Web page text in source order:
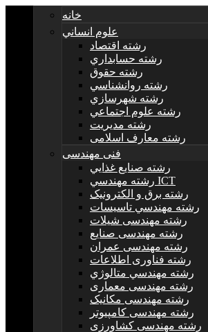
خانه
علوم انساني
رشته اقتصاد
رشته حسابداري
رشته حقوق
رشته روانشناسي
رشته شهرسازي
رشته علوم اجتماعي
رشته مديريت
رشته معارف اسلامی
فنی مهندسی
رشته صنايع غذايي
رشته مهندسي ICT
رشته برق و الکترونيک
رشته مهندسي تاسيسات
رشته مهندسی شیلات
رشته مهندسی صنایع
رشته مهندسی عمران
رشته فناوری اطلاعات
رشته مهندسي متالوژي
رشته مهندسی معماری
رشته مهندسی مکانیک
رشته مهندسی کامپیوتر
رشته مهندسی کشاورزی